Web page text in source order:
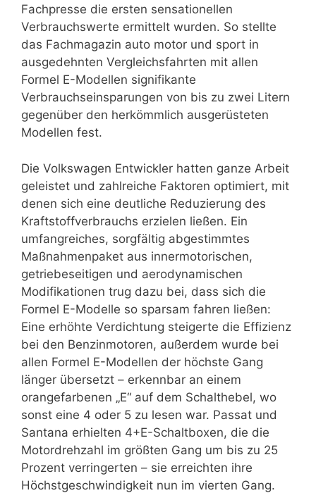
Fachpresse die ersten sensationellen
Verbrauchswerte ermittelt wurden. So stellte
das Fachmagazin auto motor und sport in
ausgedehnten Vergleichsfahrten mit allen
Formel E-Modellen signifikante
Verbrauchseinsparungen von bis zu zwei Litern
gegenüber den herkömmlich ausgerüsteten
Modellen fest.
Die Volkswagen Entwickler hatten ganze Arbeit
geleistet und zahlreiche Faktoren optimiert, mit
denen sich eine deutliche Reduzierung des
Kraftstoffverbrauchs erzielen ließen. Ein
umfangreiches, sorgfältig abgestimmtes
Maßnahmenpaket aus innermotorischen,
getriebeseitigen und aerodynamischen
Modifikationen trug dazu bei, dass sich die
Formel E-Modelle so sparsam fahren ließen:
Eine erhöhte Verdichtung steigerte die Effizienz
bei den Benzinmotoren, außerdem wurde bei
allen Formel E-Modellen der höchste Gang
länger übersetzt – erkennbar an einem
orangefarbenen „E“ auf dem Schalthebel, wo
sonst eine 4 oder 5 zu lesen war. Passat und
Santana erhielten 4+E-Schaltboxen, die die
Motordrehzahl im größten Gang um bis zu 25
Prozent verringerten – sie erreichten ihre
Höchstgeschwindigkeit nun im vierten Gang.